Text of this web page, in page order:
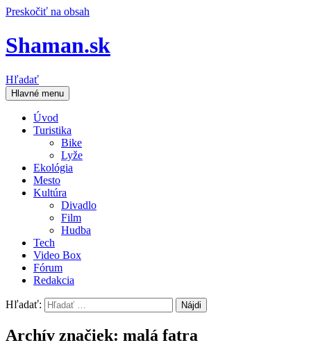
Preskočiť na obsah
Shaman.sk
Hľadať
Hlavné menu
Úvod
Turistika
Bike
Lyže
Ekológia
Mesto
Kultúra
Divadlo
Film
Hudba
Tech
Video Box
Fórum
Redakcia
Hľadať:
Archív značiek: malá fatra